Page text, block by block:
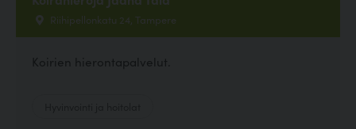
Riihipellonkatu 24, Tampere
Koirien hierontapalvelut.